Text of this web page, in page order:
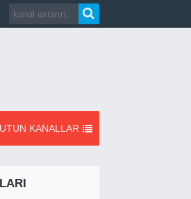
KANALLAR